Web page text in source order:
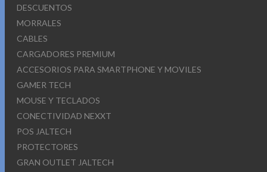
DESCUENTOS
MORRALES
CABLES
CARGADORES PREMIUM
ACCESORIOS PARA SMARTPHONE Y MOVILES
GAMER TECH
MOUSE Y TECLADOS
CONECTIVIDAD NEXXT
POS JALTECH
PROTECTORES
GRAN OUTLET JALTECH